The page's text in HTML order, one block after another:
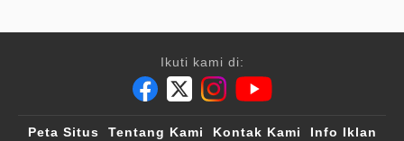
Ikuti kami di:
Peta Situs Tentang Kami Kontak Kami
Info Iklan